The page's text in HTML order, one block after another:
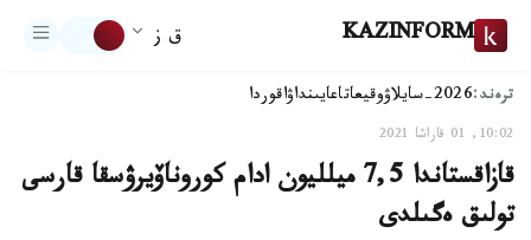
KAZINFORM ق ز
ترەند:2026-سايلاۋ وقيعاتاعايىنداۋاقوردا
10:02, 01 قاراشا 2021
قازاقستاندا 7,5 ميلليون ادام كوروناۆيرۋسقا قارسى
تولىق ەگىلدى